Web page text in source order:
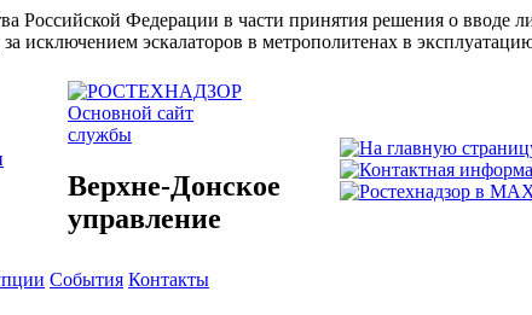
Российской Федерации в части принятия решения о
исключением эскалаторов в метрополитенах в
Основной сайт
службы
Верхне-Донское
управление
События Контакты